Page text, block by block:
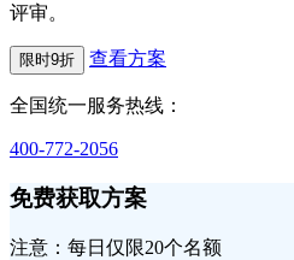
评审。
限时9折 查看方案
全国统一服务热线：
400-772-2056
免费获取方案
注意：每日仅限20个名额